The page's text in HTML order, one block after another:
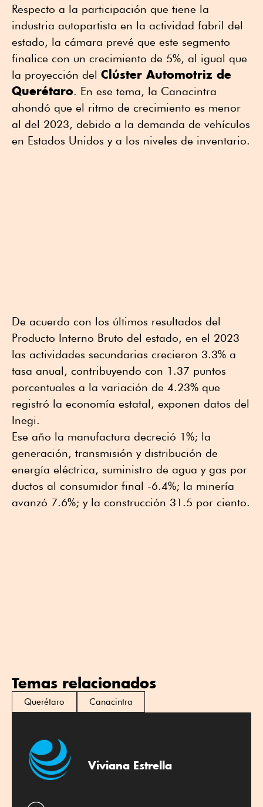
Respecto a la participación que tiene la
industria autopartista en la actividad fabril del
estado, la cámara prevé que este segmento
finalice con un crecimiento de 5%, al igual que
la proyección del Clúster Automotriz de
Querétaro. En ese tema, la Canacintra
ahondó que el ritmo de crecimiento es menor
al del 2023, debido a la demanda de vehículos
en Estados Unidos y a los niveles de inventario.
De acuerdo con los últimos resultados del
Producto Interno Bruto del estado, en el 2023
las actividades secundarias crecieron 3.3% a
tasa anual, contribuyendo con 1.37 puntos
porcentuales a la variación de 4.23% que
registró la economía estatal, exponen datos del
Inegi.
Ese año la manufactura decreció 1%; la
generación, transmisión y distribución de
energía eléctrica, suministro de agua y gas por
ductos al consumidor final -6.4%; la minería
avanzó 7.6%; y la construcción 31.5 por ciento.
Temas relacionados
Querétaro Canacintra
Viviana Estrella